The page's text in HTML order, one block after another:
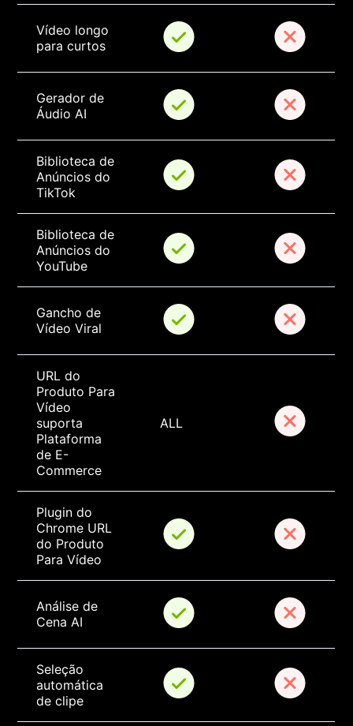
Vídeo longo
para curtos
Gerador de
Áudio AI
Biblioteca de
Anúncios do
TikTok
Biblioteca de
Anúncios do
YouTube
Gancho de
Vídeo Viral
URL do
Produto Para
Vídeo
suporta
Plataforma
de E-
Commerce
ALL
Plugin do
Chrome URL
do Produto
Para Vídeo
Análise de
Cena AI
Seleção
automática
de clipe